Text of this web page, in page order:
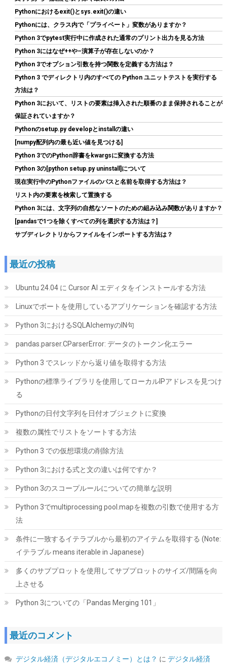
ARCTIC MX-4（スパチュラ付属・4g）– CPU/GPU 用 高性能サー
マルグリス、非常に高い熱伝導率、長期耐久、安全で簡単な塗布
(54570108) GBP 6.53 (2026-08-09 04:05 GMT +09:00 時点 - 詳細は
こちら
玄人志向 電源ユニット 850W ATX 電源 80 PLUS ゴールド PC電源
フルプラグイン KRPW-GS850W/90+
(54217) GBP 48.49 (2026-08-09 04:05 GMT +09:00 時点 -
ちら)
ORICO 2.5インチ HDD / SSD ケース USB3.0 ハードディスクケー
ス UASP対応 5Gbps転送 6TB（9.5mm以下）まで対応 静電気防
(5421710) GBP 3.93
こちら)
シー・エフ・デー販売 CFD販売 CFD Standard デスクトップ用 メ
モリ DDR4 3200 (PC4-25600) 16GB×2枚 288pin DIMM 相性保証
W4U3200CS-16G
( 5421032 ) GBP 157.20 (2026-08-09 04:05 GMT +09:00 時点 -詳細
はこちら
【Amazon.co.jp 限定】Western Digital ウエスタンデジタル WD
Red Plus 内蔵 HDD 8TB CMR 3.5インチ SATA 5640rpm キャッシ
【国内正規取扱代理店】
Pythonにおけるexit()とsys.exit()の違い
Pythonには、クラス内で「プライベート」変数がありますか？
Python 3でpytest実行中に作成された通常のプリント出力を見る方法
Python 3にはなぜ++や–演算子が存在しないのか？
Python 3でオプション引数を持つ関数を定義する方法は？
Python 3 でディレクトリ内のすべての Python ユニットテストを実行する
方法は？
Python 3において、リストの要素は挿入された順番のまま保持されることが
保証されていますか？
Pythonのsetup.py developとinstallの違い
[numpy配列内の最も近い値を見つける]
Python 3でのPython辞書をkwargsに変換する方法
Python 3の[python setup.py uninstall]について
現在実行中のPythonファイルのパスと名前を取得する方法は？
リスト内の要素を検索して置換する
Python 3には、文字列の自然なソートのための組み込み関数がありますか？
[pandasで1つを除くすべての列を選択する方法は？]
サブディレクトリからファイルをインポートする方法は？
最近の投稿
Ubuntu 24.04 に Cursor AI エディタをインストールする方法
Linuxでポートを使用しているアプリケーションを確認する方法
Python 3におけるSQLAlchemyのIN句
pandas.parser.CParserError: データのトークン化エラー
Python 3 でスレッドから返り値を取得する方法
Pythonの標準ライブラリを使用してローカルIPアドレスを見つけ
る
Pythonの日付文字列を日付オブジェクトに変換
複数の属性でリストをソートする方法
Python 3 での仮想環境の削除方法
Python 3における式と文の違いは何ですか？
Python 3のスコープルールについての簡単な説明
Python 3でmultiprocessing pool.mapを複数の引数で使用する方
法
条件に一致するイテラブルから最初のアイテムを取得する (Note:
イテラブル means iterable in Japanese)
多くのサブプロットを使用してサブプロットのサイズ/間隔を向
上させる
Python 3についての「Pandas Merging 101」
最近のコメント
デジタル経済（デジタルエコノミー）とは？ に デジタル経済